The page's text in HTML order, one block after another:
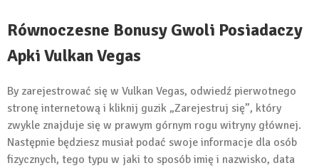
Równoczesne Bonusy Gwoli Posiadaczy
Apki Vulkan Vegas
By zarejestrować się w Vulkan Vegas, odwiedź pierwotnego
stronę internetową i kliknij guzik „Zarejestruj się”, który
zwykle znajduje się w prawym górnym rogu witryny głównej.
Następnie będziesz musiał podać swoje informacje dla osób
fizycznych, tego typu w jaki to sposób imię i nazwisko, data